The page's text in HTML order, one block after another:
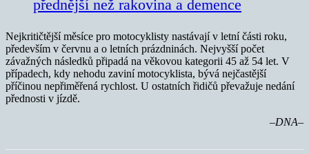
přednější než rakovina a demence
Nejkritičtější měsíce pro motocyklisty nastávají v letní části roku,
především v červnu a o letních prázdninách. Nejvyšší počet
závažných následků připadá na věkovou kategorii 45 až 54 let. V
případech, kdy nehodu zaviní motocyklista, bývá nejčastější
příčinou nepřiměřená rychlost. U ostatních řidičů převažuje nedání
přednosti v jízdě.
–DNA–